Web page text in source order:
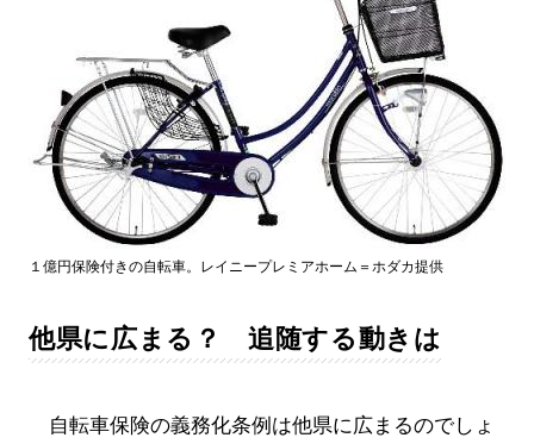
１億円保険付きの自転車。レイニープレミアホーム＝ホダカ提供
他県に広まる？ 追随する動きは
自転車保険の義務化条例は他県に広まるのでしょ